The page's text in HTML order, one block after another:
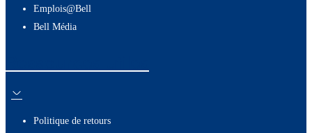
Emplois@Bell
Bell Média
Politique de retours